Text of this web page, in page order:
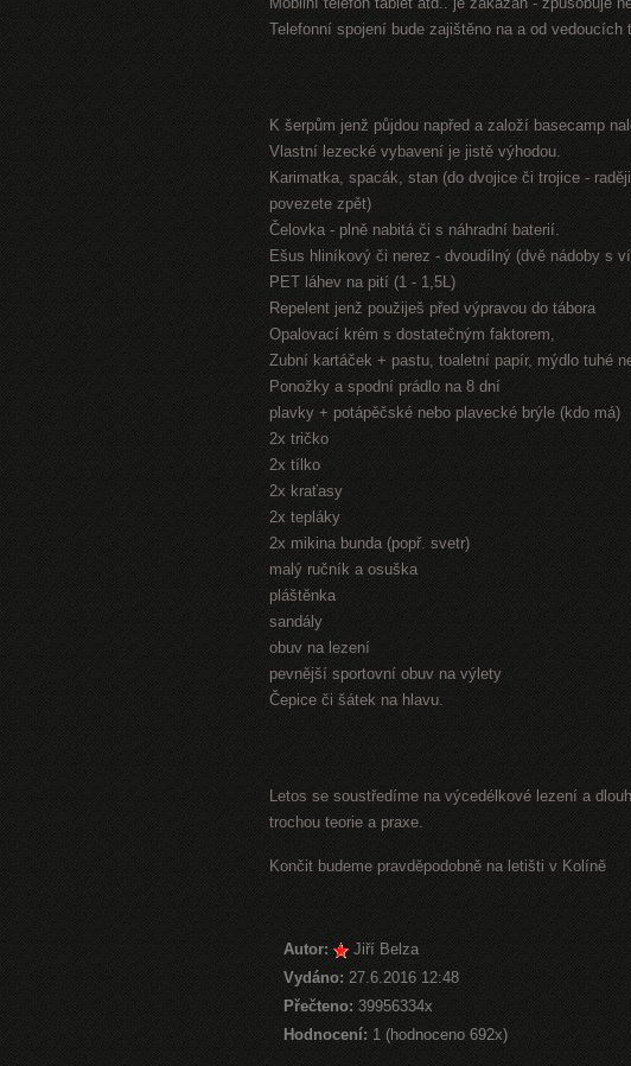
Telefonní spojení bude zajištěno na a od vedoucích
K šerpům jenž půjdou napřed a založí basecamp
Vlastní lezecké vybavení je jistě výhodou.
Karimatka, spacák, stan (do dvojice či trojice -
povezete zpět)
Čelovka - plně nabitá či s náhradní baterií.
Ešus hliníkový či nerez - dvoudílný (dvě nádoby s
PET láhev na pití (1 - 1,5L)
Repelent jenž použiješ před výpravou do tábora
Opalovací krém s dostatečným faktorem,
Zubní kartáček + pastu, toaletní papír, mýdlo tuhé
Ponožky a spodní prádlo na 8 dní
plavky + potápěčské nebo plavecké brýle (kdo má)
2x tričko
2x tílko
2x kraťasy
2x tepláky
2x mikina bunda (popř. svetr)
malý ručník a osuška
pláštěnka
sandály
obuv na lezení
pevnější sportovní obuv na výlety
Čepice či šátek na hlavu.
Letos se soustředíme na výcedélkové lezení a
trochou teorie a praxe.
Končit budeme pravděpodobně na letišti v Kolíně
Autor:
Jiří Belza
Vydáno: 27.6.2016 12:48
Přečteno: 39956334x
Hodnocení: 1 (hodnoceno 692x)